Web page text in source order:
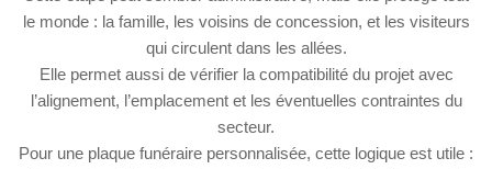
le monde : la famille, les voisins de concession, et les visiteurs
qui circulent dans les allées.
Elle permet aussi de vérifier la compatibilité du projet avec
l’alignement, l’emplacement et les éventuelles contraintes du
secteur.
Pour une plaque funéraire personnalisée, cette logique est utile :